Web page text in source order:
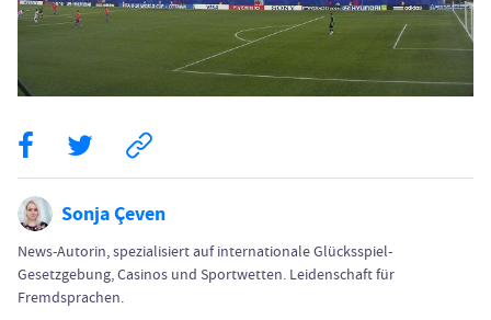
Sonja Çeven
News-Autorin, spezialisiert auf internationale Glücksspiel-
Gesetzgebung, Casinos und Sportwetten. Leidenschaft für
Fremdsprachen.